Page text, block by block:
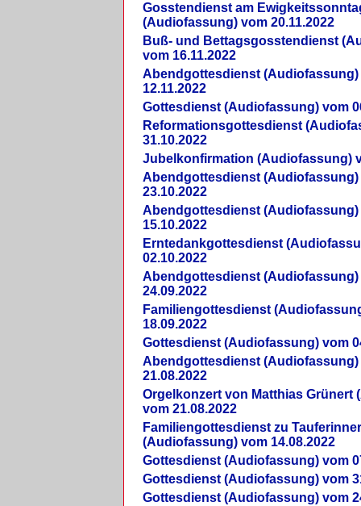
Gosstendienst am
(Audiofassung) vom 20.11.2022
Buß- und Bettagsgosstendienst
vom 16.11.2022
Abendgottesdienst (Audiofassung)
12.11.2022
Gottesdienst (Audiofassung) vom
Reformationsgottesdienst
31.10.2022
Jubelkonfirmation (Audiofassung)
Abendgottesdienst (Audiofassung)
23.10.2022
Abendgottesdienst (Audiofassung)
15.10.2022
Erntedankgottesdienst
02.10.2022
Abendgottesdienst (Audiofassung)
24.09.2022
Familiengottesdienst
18.09.2022
Gottesdienst (Audiofassung) vom
Abendgottesdienst (Audiofassung)
21.08.2022
Orgelkonzert von Matthias Grünert
vom 21.08.2022
Familiengottesdienst zu
(Audiofassung) vom 14.08.2022
Gottesdienst (Audiofassung) vom
Gottesdienst (Audiofassung) vom
Gottesdienst (Audiofassung) vom